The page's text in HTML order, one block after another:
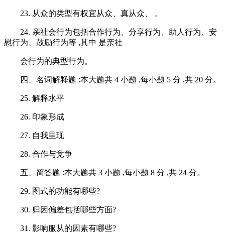
23. 从众的类型有权宜从众、真从众、 。
24. 亲社会行为包括合作行为、分享行为、助人行为、安
慰行为、鼓励行为等 ,其中 是亲社
会行为的典型行为。
四、名词解释题 :本大题共 4 小题 ,每小题 5 分 ,共 20 分。
25. 解释水平
26. 印象形成
27. 自我呈现
28. 合作与竞争
五、简答题 :本大题共 3 小题 ,每小题 8 分 ,共 24 分。
29. 图式的功能有哪些?
30. 归因偏差包括哪些方面?
31. 影响服从的因素有哪些?